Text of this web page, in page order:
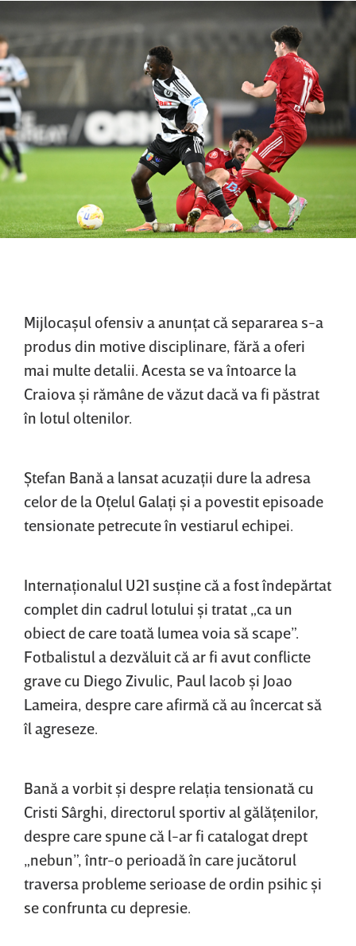
Mijlocaşul ofensiv a anunţat că separarea s-a
produs din motive disciplinare, fără a oferi
mai multe detalii. Acesta se va întoarce la
Craiova şi rămâne de văzut dacă va fi păstrat
în lotul oltenilor.
Ştefan Bană a lansat acuzaţii dure la adresa
celor de la Oţelul Galaţi şi a povestit episoade
tensionate petrecute în vestiarul echipei.
Internaţionalul U21 susţine că a fost îndepărtat
complet din cadrul lotului şi tratat „ca un
obiect de care toată lumea voia să scape”.
Fotbalistul a dezvăluit că ar fi avut conflicte
grave cu Diego Zivulic, Paul Iacob şi Joao
Lameira, despre care afirmă că au încercat să
îl agreseze.
Bană a vorbit şi despre relaţia tensionată cu
Cristi Sârghi, directorul sportiv al gălăţenilor,
despre care spune că l-ar fi catalogat drept
„nebun”, într-o perioadă în care jucătorul
traversa probleme serioase de ordin psihic şi
se confrunta cu depresie.